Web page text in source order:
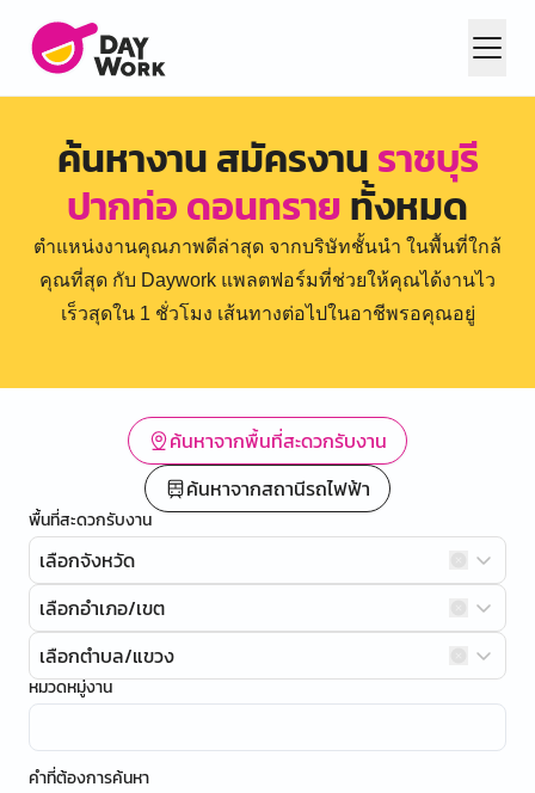
ค้นหางาน สมัครงานราชบุรี
ปากท่อ ดอนทรายทั้งหมด
ตำแหน่งงานคุณภาพดีล่าสุด จากบริษัทชั้นนำ ในพื้นที่ใกล้
คุณที่สุด กับ Daywork แพลตฟอร์มที่ช่วยให้คุณได้งานไว
เร็วสุดใน 1 ชั่วโมง เส้นทางต่อไปในอาชีพรอคุณอยู่
ค้นหาจากพื้นที่สะดวกรับงาน
ค้นหาจากสถานีรถไฟฟ้า
พื้นที่สะดวกรับงาน
เลือกจังหวัด
เลือกอำเภอ/เขต
เลือกตำบล/แขวง
หมวดหมู่งาน
คำที่ต้องการค้นหา